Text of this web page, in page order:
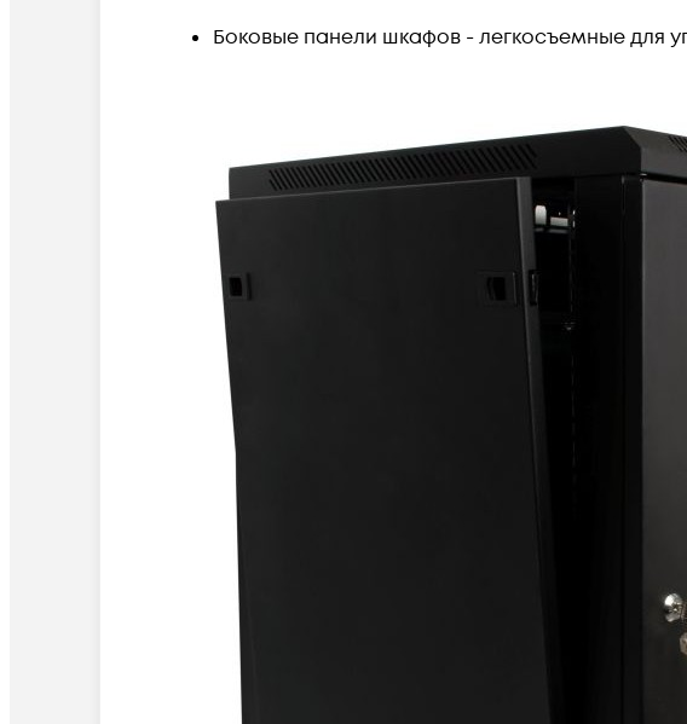
Боковые панели шкафов - легкосъемные для